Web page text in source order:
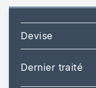
Devise
Dernier traité